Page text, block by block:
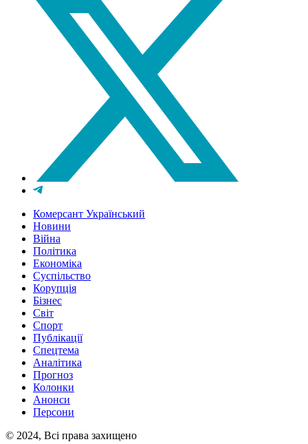
Комерсант Український
Новини
Війна
Політика
Економіка
Суспільство
Корупція
Бізнес
Світ
Спорт
Публікації
Спецтема
Аналітика
Прогноз
Колонки
Анонси
Персони
© 2024, Всі права захищено